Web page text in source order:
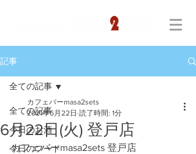
記事
全ての記事
今日のお酒
今日のフード
全ての記事
6月22日(火) 登戸店
カフェバーmasa2sets
2021年6月22日 読了時間: 1分
カフェバーmasa2sets 登戸店